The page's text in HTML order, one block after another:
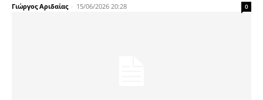
Γιώργος Αριδαίας - 15/06/2026 20:28 0